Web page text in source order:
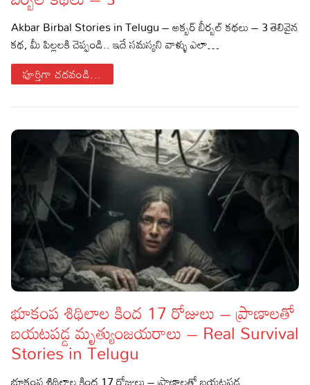
Sports
Poetry
Lyrics
Movie Reviews
Food
Articles
Facts
Devotional
Christianity
Hinduism
Hindi
Lyrics in Hindi – Devotional Songs
Lyrics in Hindi – Movie Songs
Tamil
Lyrics in Tamil – Devotional Songs
Lyrics in Tamil – Movie Songs
Kannada
Lyrics in Kannada – Movie Songs
Gallery*
Akbar Birbal Stories in Telugu – అక్బర్ బీర్బల్ కథలు – 3 తెలివైన
కథ, మీ పిల్లలకి చెప్పండి.. ఇదే సమస్యని వాళ్ళు ఎలా…
పూర్తిగా చదవండి...
భూకంప శిథిలాల కింద 17 రోజులు – ప్రాణాలతో
బయటపడ్డ మృత్యుంజయరాలు – Real Survival
Stories in Telugu